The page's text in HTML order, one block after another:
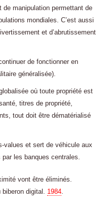
manipulation permettant de
mondiales. C’est aussi
et d’abrutissement
de fonctionner en
généralisée).
où toute propriété est
titres de propriété,
tout doit être dématérialisé
values et sert de véhicule aux
par les banques centrales.
vont être éliminés.
biberon digital. 1984.